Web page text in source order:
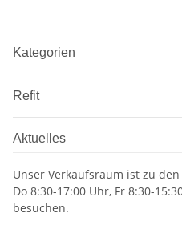
Kategorien
Refit
Aktuelles
Unser Verkaufsraum ist zu
Do 8:30-17:00 Uhr, Fr 8:30-
besuchen.